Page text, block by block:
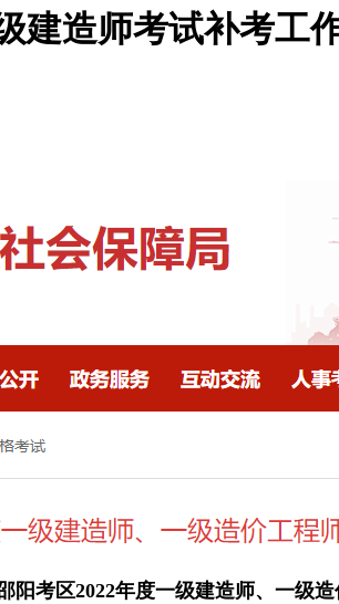
建造师考试补考工
阳考区2022年度一级建造师、一级